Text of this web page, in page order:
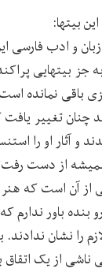
بیتها:
زبان و ادب فارسی
جز بیتهایی
باقی نمانده
چنان تغییر
و آثار او را
از دست رفت؟
از آن است که
باور ندارم که
را نشان
از یک اتقاق